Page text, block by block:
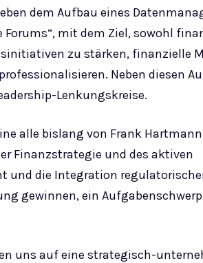
dem Aufbau eines
mit dem Ziel, sowohl
zu stärken, finanzielle
Neben diesen
Lenkungskreise.
alle bislang von Frank
Finanzstrategie und des aktiven
und die Integration
gewinnen, ein
uns auf eine strategisch-